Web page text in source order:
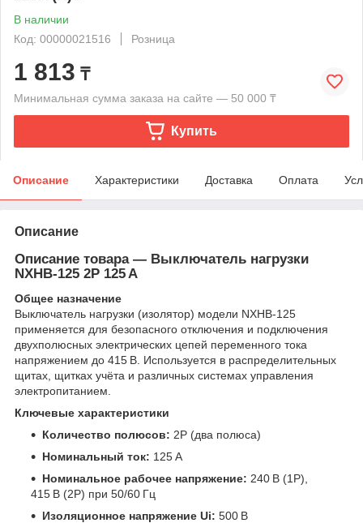
В наличии
Код: 00000021516
Розница
1 813 ₸
Минимальная сумма заказа на сайте — 50 000 ₸
Купить
Описание Характеристики Доставка Оплата
Описание
Описание товара — Выключатель нагрузки
NXHB‑125 2P 125 A
Общее назначение
Выключатель нагрузки (изолятор) модели NXHB‑125
применяется для безопасного отключения и подключения
двухполюсных электрических цепей переменного тока
напряжением до 415 В. Используется в распределительных
щитах, щитках учёта и различных системах управления
электропитанием.
Ключевые характеристики
Количество полюсов: 2P (два полюса)
Номинальный ток: 125 А
Номинальное рабочее напряжение: 240 В (1P),
415 В (2P) при 50/60 Гц
Изоляционное напряжение Ui: 500 В